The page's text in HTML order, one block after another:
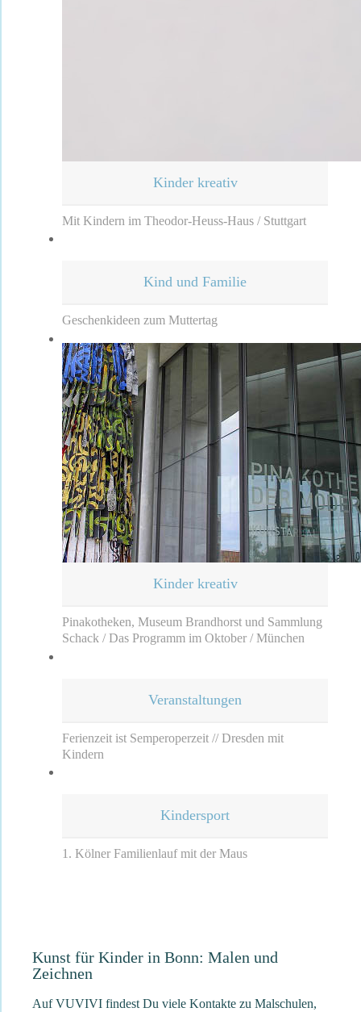
Kinder kreativ
Mit Kindern im Theodor-Heuss-Haus / Stuttgart
Kind und Familie
Geschenkideen zum Muttertag
Kinder kreativ
Pinakotheken, Museum Brandhorst und Sammlung
Schack / Das Programm im Oktober / München
Veranstaltungen
Ferienzeit ist Semperoperzeit // Dresden mit
Kindern
Kindersport
1. Kölner Familienlauf mit der Maus
Kunst für Kinder in Bonn: Malen und
Zeichnen
Auf VUVIVI findest Du viele Kontakte zu Malschulen,